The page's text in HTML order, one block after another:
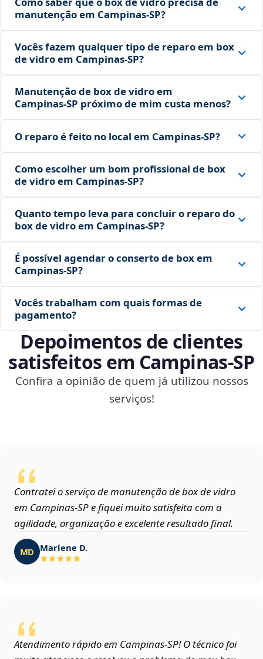
manutenção em Campinas‑SP?
Vocês fazem qualquer tipo de reparo em box
de vidro em Campinas‑SP?
Manutenção de box de vidro em
Campinas‑SP próximo de mim custa menos?
O reparo é feito no local em Campinas‑SP?
Como escolher um bom profissional de box
de vidro em Campinas‑SP?
Quanto tempo leva para concluir o reparo do
box de vidro em Campinas‑SP?
É possível agendar o conserto de box em
Campinas‑SP?
Vocês trabalham com quais formas de
pagamento?
Depoimentos de clientes
satisfeitos em Campinas‑SP
Confira a opinião de quem já utilizou nossos
serviços!
Contratei o serviço de manutenção de box de vidro
em Campinas‑SP e fiquei muito satisfeita com a
agilidade, organização e excelente resultado final.
MD Marlene D.
Atendimento rápido em Campinas‑SP! O técnico foi